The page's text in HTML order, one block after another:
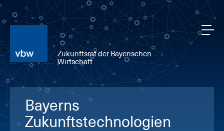
Zukunftsrat der Bayerischen
Wirtschaft
Bayerns
Zukunftstechnologien